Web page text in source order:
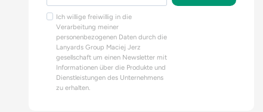
Ich willige freiwillig in die
Verarbeitung meiner
personenbezogenen Daten durch die
Lanyards Group Maciej Jerz
gesellschaft um einen Newsletter mit
Informationen über die Produkte und
Dienstleistungen des Unternehmens
zu erhalten.